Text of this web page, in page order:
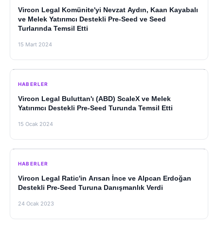
Vircon Legal Komünite'yi Nevzat Aydın, Kaan Kayabalı
ve Melek Yatırımcı Destekli Pre-Seed ve Seed
Turlarında Temsil Etti
15 Mart 2024
HABERLER
Vircon Legal Buluttan'ı (ABD) ScaleX ve Melek
Yatırımcı Destekli Pre-Seed Turunda Temsil Etti
15 Ocak 2024
HABERLER
Vircon Legal Ratic'in Arısan İnce ve Alpcan Erdoğan
Destekli Pre-Seed Turuna Danışmanlık Verdi
24 Ocak 2023